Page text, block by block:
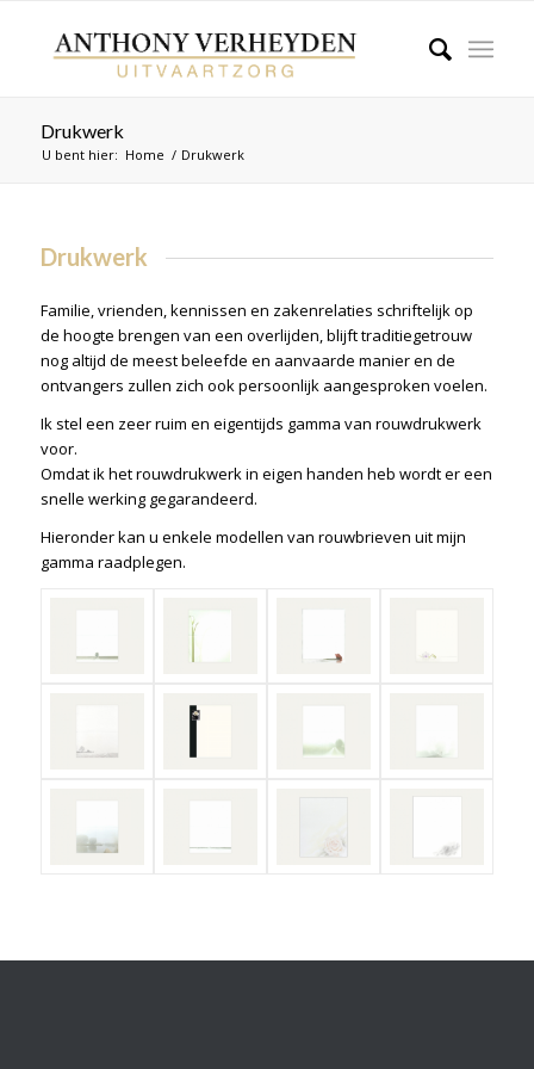
Drukwerk
U bent hier: Home / Drukwerk
Drukwerk
Familie, vrienden, kennissen en zakenrelaties schriftelijk op
de hoogte brengen van een overlijden, blijft traditiegetrouw
nog altijd de meest beleefde en aanvaarde manier en de
ontvangers zullen zich ook persoonlijk aangesproken voelen.
Ik stel een zeer ruim en eigentijds gamma van rouwdrukwerk
voor.
Omdat ik het rouwdrukwerk in eigen handen heb wordt er een
snelle werking gegarandeerd.
Hieronder kan u enkele modellen van rouwbrieven uit mijn
gamma raadplegen.